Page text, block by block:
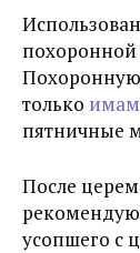
Похоронную
только
пятничные
После
усопшего с